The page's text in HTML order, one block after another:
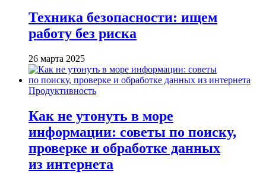
Техника безопасности: ищем
работу без риска
26 марта 2025
Продуктивность
Как не утонуть в море
информации: советы по поиску,
проверке и обработке данных
из интернета